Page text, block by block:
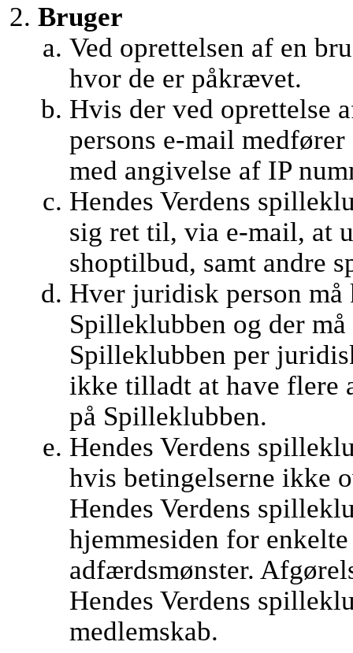
Bruger
Ved oprettelsen af en
hvor de er påkrævet.
Hvis der ved oprettelse
persons e-mail
med angivelse af IP
Hendes Verdens
sig ret til, via e-mail, at
shoptilbud, samt andre
Hver juridisk person må
Spilleklubben og der
Spilleklubben per
ikke tilladt at have flere
på Spilleklubben.
Hendes Verdens
hvis betingelserne ikke
Hendes Verdens
hjemmesiden for
adfærdsmønster.
Hendes Verdens
medlemskab.